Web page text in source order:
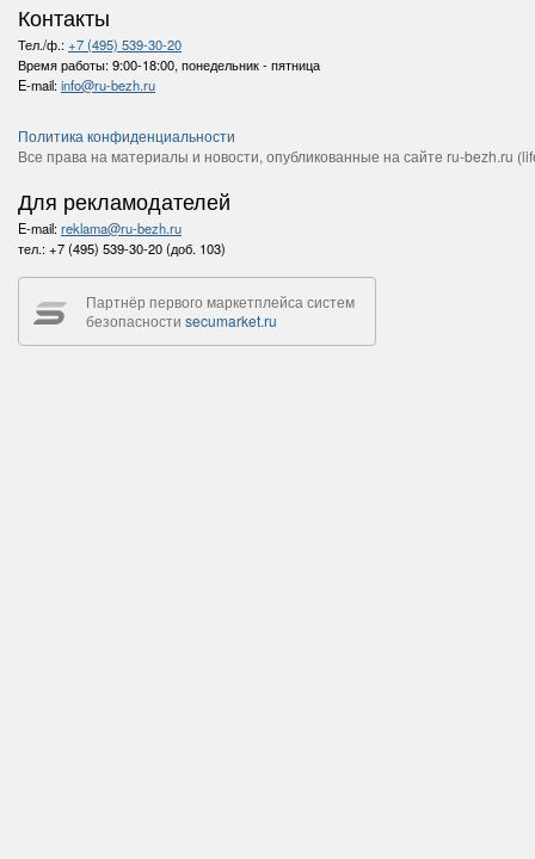
Контакты
Тел./ф.:+7 (495) 539-30-20
Время работы:9:00-18:00, понедельник - пятница
E-mail:info@ru-bezh.ru
Политика конфиденциальности
Все права на материалы и новости, опубликованные на сайте ru-bezh.ru
Для рекламодателей
E-mail:reklama@ru-bezh.ru
тел.:+7 (495) 539-30-20 (доб. 103)
Партнёр первого маркетплейса систем
безопасности secumarket.ru